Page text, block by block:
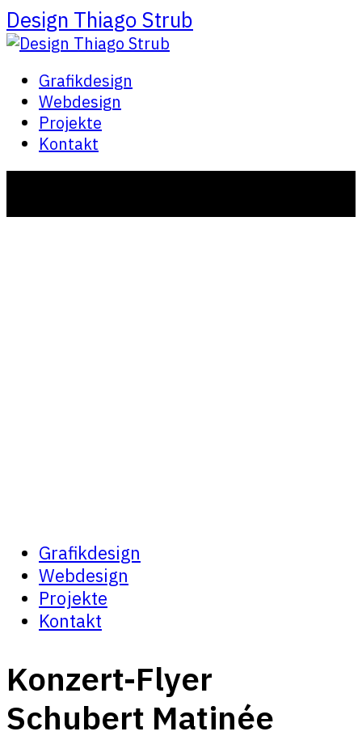
Design Thiago Strub
Grafikdesign
Webdesign
Projekte
Kontakt
Grafikdesign
Webdesign
Projekte
Kontakt
Konzert-Flyer
Schubert Matinée